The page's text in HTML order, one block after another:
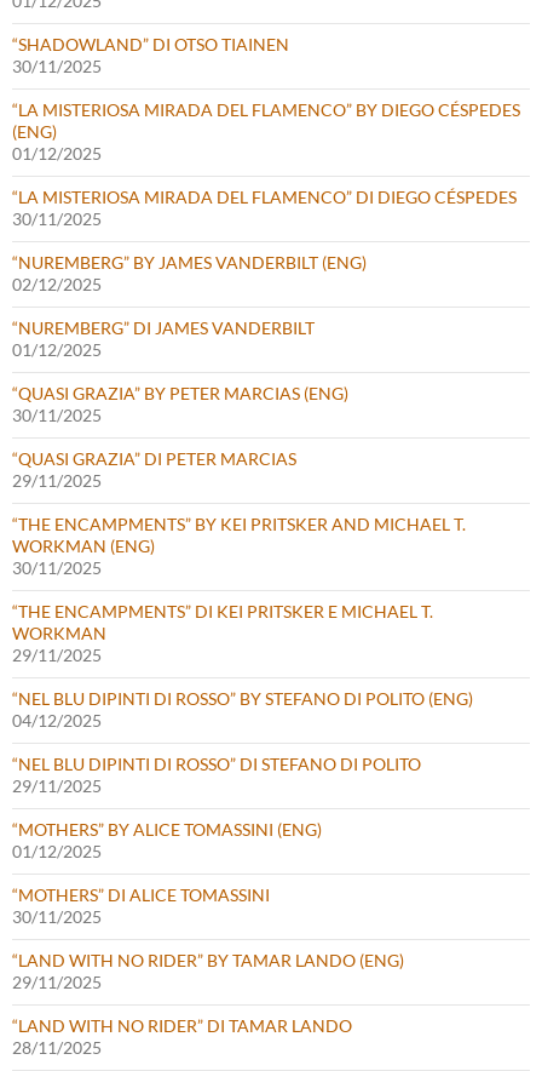
“SHADOWLAND” DI OTSO TIAINEN
30/11/2025
“LA MISTERIOSA MIRADA DEL FLAMENCO” BY DIEGO CÉSPEDES
(ENG)
01/12/2025
“LA MISTERIOSA MIRADA DEL FLAMENCO” DI DIEGO CÉSPEDES
30/11/2025
“NUREMBERG” BY JAMES VANDERBILT (ENG)
02/12/2025
“NUREMBERG” DI JAMES VANDERBILT
01/12/2025
“QUASI GRAZIA” BY PETER MARCIAS (ENG)
30/11/2025
“QUASI GRAZIA” DI PETER MARCIAS
29/11/2025
“THE ENCAMPMENTS” BY KEI PRITSKER AND MICHAEL T.
WORKMAN (ENG)
30/11/2025
“THE ENCAMPMENTS” DI KEI PRITSKER E MICHAEL T.
WORKMAN
29/11/2025
“NEL BLU DIPINTI DI ROSSO” BY STEFANO DI POLITO (ENG)
04/12/2025
“NEL BLU DIPINTI DI ROSSO” DI STEFANO DI POLITO
29/11/2025
“MOTHERS” BY ALICE TOMASSINI (ENG)
01/12/2025
“MOTHERS” DI ALICE TOMASSINI
30/11/2025
“LAND WITH NO RIDER” BY TAMAR LANDO (ENG)
29/11/2025
“LAND WITH NO RIDER” DI TAMAR LANDO
28/11/2025